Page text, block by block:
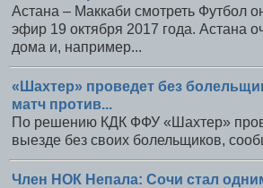
Астана – Маккаби смотреть Футбол
эфир 19 октября 2017 года. Астана
дома и, например...
«Шахтер» проведет без
матч против...
По решению КДК ФФУ «Шахтер»
выезде без своих болельщиков,
Член НОК Непала: Сочи стал